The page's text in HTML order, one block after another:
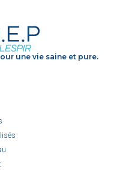
une vie saine et pure.